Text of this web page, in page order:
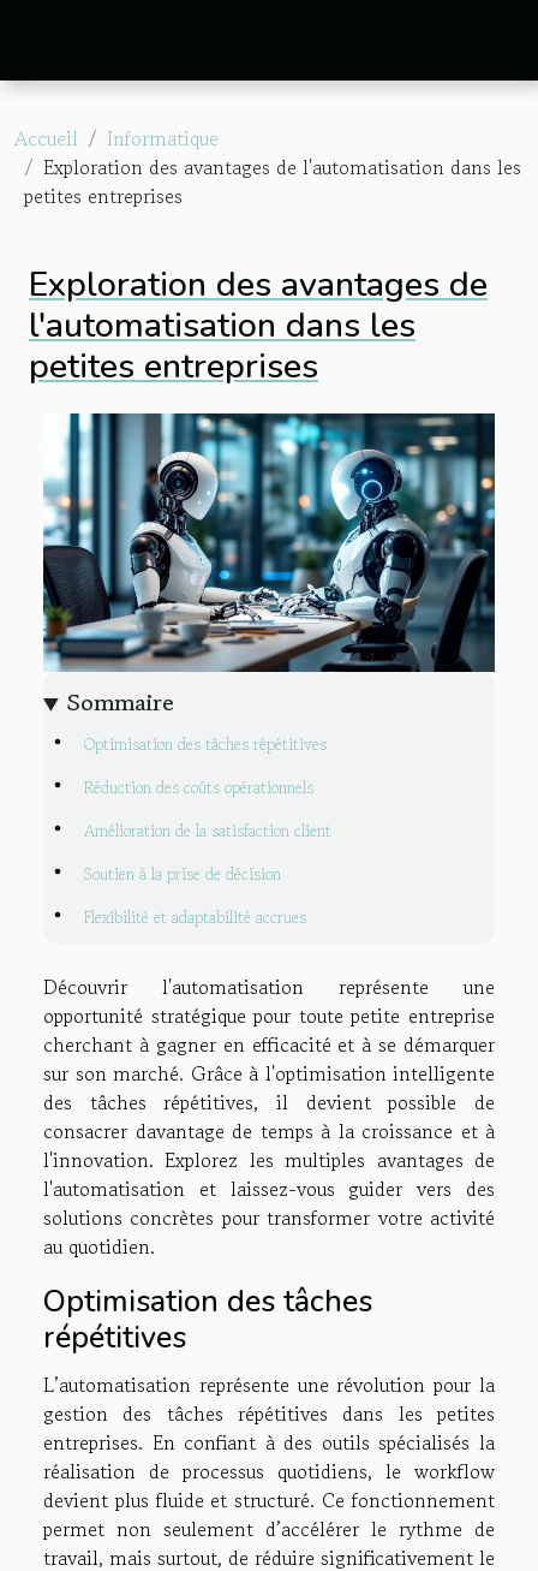
Accueil
Informatique
Exploration des avantages de l'automatisation dans les
petites entreprises
Exploration des avantages de
l'automatisation dans les
petites entreprises
Sommaire
Optimisation des tâches répétitives
Réduction des coûts opérationnels
Amélioration de la satisfaction client
Soutien à la prise de décision
Flexibilité et adaptabilité accrues
Découvrir l'automatisation représente une
opportunité stratégique pour toute petite entreprise
cherchant à gagner en efficacité et à se démarquer
sur son marché. Grâce à l'optimisation intelligente
des tâches répétitives, il devient possible de
consacrer davantage de temps à la croissance et à
l'innovation. Explorez les multiples avantages de
l'automatisation et laissez-vous guider vers des
solutions concrètes pour transformer votre activité
au quotidien.
Optimisation des tâches
répétitives
L’automatisation représente une révolution pour la
gestion des tâches répétitives dans les petites
entreprises. En confiant à des outils spécialisés la
réalisation de processus quotidiens, le workflow
devient plus fluide et structuré. Ce fonctionnement
permet non seulement d’accélérer le rythme de
travail, mais surtout, de réduire significativement le